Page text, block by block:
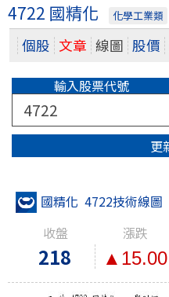
4722 國精化 化學工業類
個股 文章 線圖 股價
輸入股票代號
國精化 4722技術線圖
收盤
漲跌
218 ▲15.00